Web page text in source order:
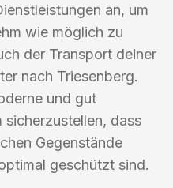
an, um
wie möglich zu
der Transport deiner
nach Triesenberg.
und gut
sicherzustellen, dass
Gegenstände
geschützt sind.